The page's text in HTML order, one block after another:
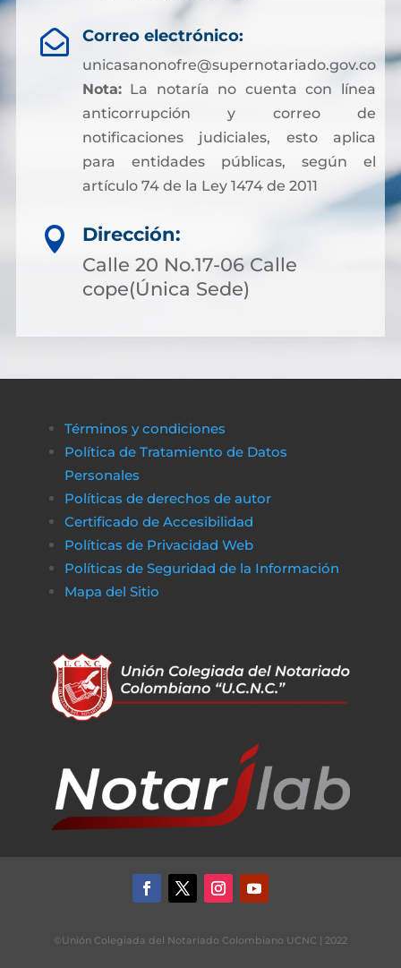
 Correo electrónico:
unicasanonofre@supernotariado.gov.co
Nota:La notaría no cuenta con línea
anticorrupción y correo de
notificaciones judiciales, esto aplica
para entidades públicas, según el
artículo 74 de la Ley 1474 de 2011

Dirección:
Calle 20 No.17-06 Calle
cope(Única Sede)
Términos y condiciones
Política de Tratamiento de Datos
Personales
Políticas de derechos de autor
Certificado de Accesibilidad
Políticas de Privacidad Web
Políticas de Seguridad de la Información
Mapa del Sitio
©Unión Colegiada del Notariado Colombiano UCNC | 2022